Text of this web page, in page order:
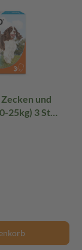
und
25kg) 3 St